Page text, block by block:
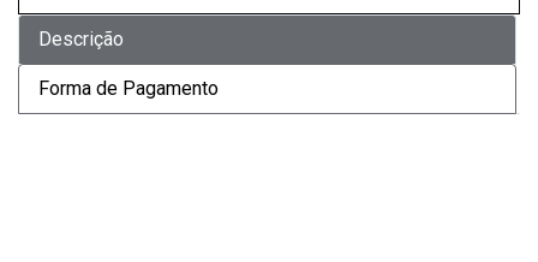
Descrição
Forma de Pagamento